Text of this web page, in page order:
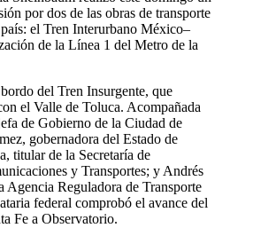
por dos de las obras de transporte
el Tren Interurbano México–
de la Línea 1 del Metro de la
del Tren Insurgente, que
el Valle de Toluca. Acompañada
de Gobierno de la Ciudad de
gobernadora del Estado de
titular de la Secretaría de
y Transportes; y Andrés
Agencia Reguladora de Transporte
federal comprobó el avance del
Fe a Observatorio.